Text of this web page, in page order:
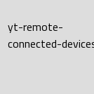
yt-remote-
connected-